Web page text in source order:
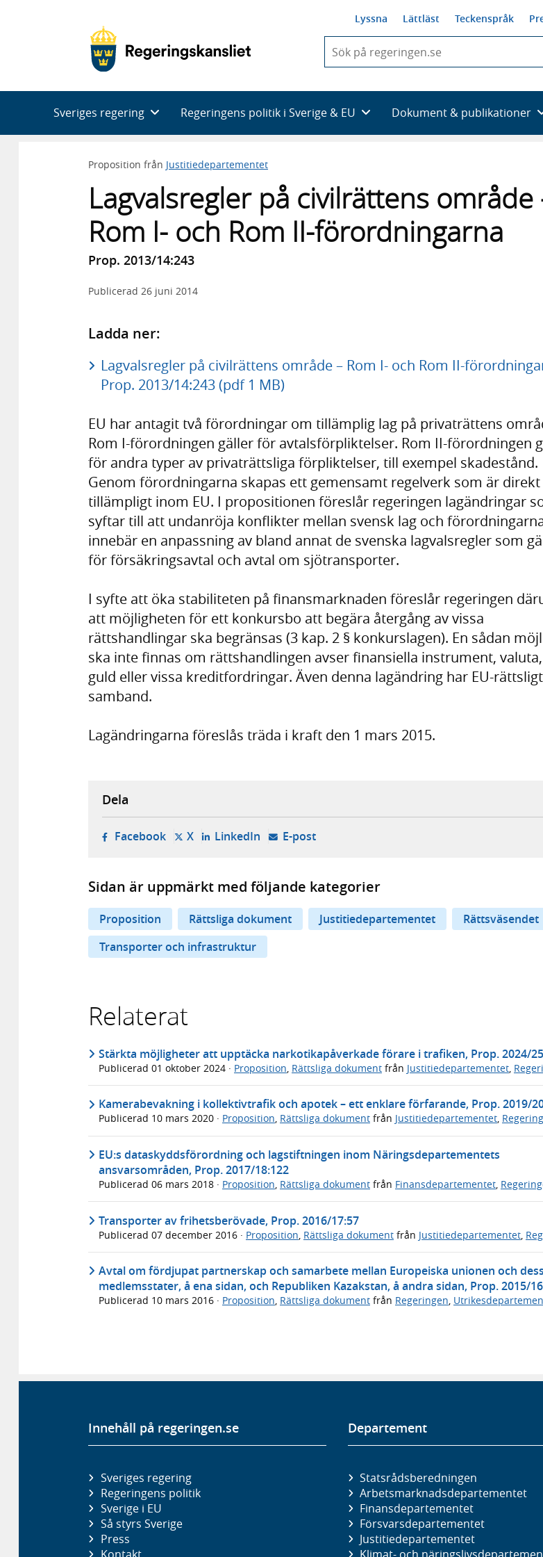
Lyssna Lättläst Teckenspråk
du
skriva
framträder
en
Sveriges regering Regeringens politik i Sverige & EU Dokument & publikationer
Proposition från Justitiedepartementet
Lagvalsregler på civilrättens område
Rom I- och Rom II-förordningarna
Prop. 2013/14:243
Publicerad 26 juni 2014
Ladda ner:
Lagvalsregler på civilrättens område – Rom I- och Rom II-
Prop. 2013/14:243 (pdf 1 MB)
EU har antagit två förordningar om tillämplig lag på privaträttens
Rom I-förordningen gäller för avtalsförpliktelser. Rom II-förordningen
för andra typer av privaträttsliga förpliktelser, till exempel skadestånd.
Genom förordningarna skapas ett gemensamt regelverk som är direkt
tillämpligt inom EU. I propositionen föreslår regeringen lagändringar
syftar till att undanröja konflikter mellan svensk lag och
innebär en anpassning av bland annat de svenska lagvalsregler som
för försäkringsavtal och avtal om sjötransporter.
I syfte att öka stabiliteten på finansmarknaden föreslår regeringen
att möjligheten för ett konkursbo att begära återgång av vissa
rättshandlingar ska begränsas (3 kap. 2 § konkurslagen). En sådan
ska inte finnas om rättshandlingen avser finansiella instrument,
guld eller vissa kreditfordringar. Även denna lagändring har EU-rättsligt
samband.
Lagändringarna föreslås träda i kraft den 1 mars 2015.
Dela
Facebook- öppnas i ny flik, extern webbplats,
X- öppnas i ny flik, extern webbplats,
LinkedIn- öppnas i ny flik, extern webbplats,
E-post- öppnar din e-postklient,
Sidan är uppmärkt med följande kategorier
Proposition Rättsliga dokument Justitiedepartementet
Rättsväsendet
Transporter och infrastruktur
Relaterat
Stärkta möjligheter att upptäcka narkotikapåverkade förare i trafiken, Prop. 2024/
Publicerad 01 oktober 2024 · Proposition Rättsliga dokument från Justitiedepartementet
Kamerabevakning i kollektivtrafik och apotek – ett enklare förfarande, Prop. 2019/
Publicerad 10 mars 2020 · Proposition, Rättsliga dokument från Justitiedepartementet,
EU:s dataskyddsförordning och lagstiftningen inom Näringsdepartementets
ansvarsområden, Prop. 2017/18:122
Publicerad 06 mars 2018 · Proposition, Rättsliga dokument från Finansdepartementet,
Transporter av frihetsberövade, Prop. 2016/17:57
Publicerad 07 december 2016 · Proposition Rättsliga dokument från Justitiedepartementet
Avtal om fördjupat partnerskap och samarbete mellan Europeiska unionen och dess
medlemsstater, å ena sidan, och Republiken Kazakstan, å andra sidan, Prop. 2015/
Publicerad 10 mars 2016 · Proposition, Rättsliga dokument från Regeringen,
Innehåll på regeringen.se
Sveriges regering
Regeringens politik
Sverige i EU
Så styrs Sverige
Press
Departement
Statsrådsberedningen
Arbetsmarknads­departementet
Finans­departementet
Försvars­departementet
Justitie­departementet